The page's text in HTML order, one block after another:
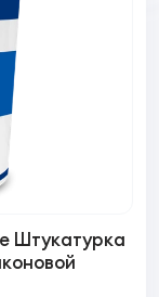
Штукатурка